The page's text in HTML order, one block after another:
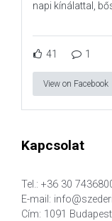
napi kínálattal,
41 1
View on Facebook
Kapcsolat
Tel.: +36 30
E-mail:
Cím: 1091